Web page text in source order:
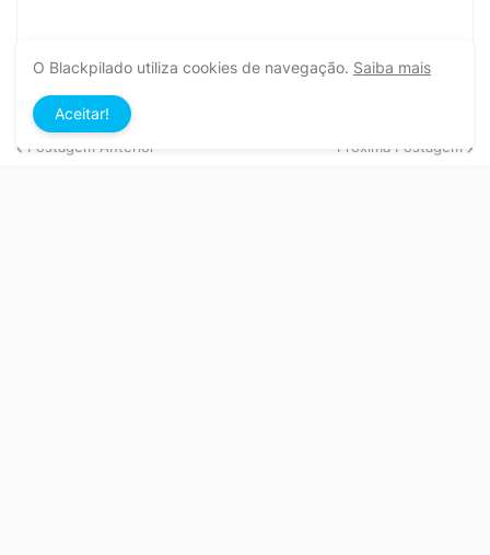
Postagem Anterior Próxima Postagem
O Blackpilado utiliza cookies de navegação. Saiba mais
Aceitar!